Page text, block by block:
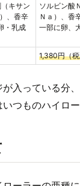
キサン
、香辛
・乳成
ソルビン酸
Ｎａ）、香
一部に卵、
1,380円（
入っている分
つものハイロー